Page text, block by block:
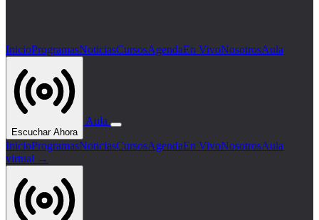
InicioProgramasNoticiasCursosAgendaEn VivoNosotrosAula
Escuchar Ahora
Aula
InicioProgramasNoticiasCursosAgendaEn VivoNosotrosAula
virtual →